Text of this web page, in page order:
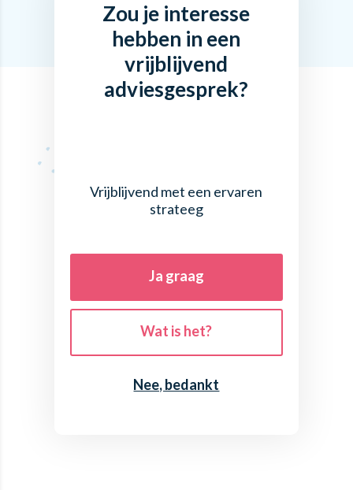
Zou je interesse
hebben in een
vrijblijvend
adviesgesprek?
Vrijblijvend met een ervaren
strateeg
Ja graag
Wat is het?
Nee, bedankt